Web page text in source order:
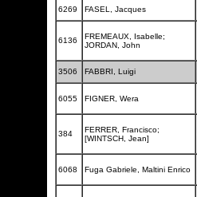
6269
FASEL, Jacques
6136
FREMEAUX, Isabelle;
JORDAN, John
3506 FABBRI, Luigi
6055 FIGNER, Wera
384
FERRER, Francisco;
[WINTSCH, Jean]
6068 Fuga Gabriele, Maltini Enrico